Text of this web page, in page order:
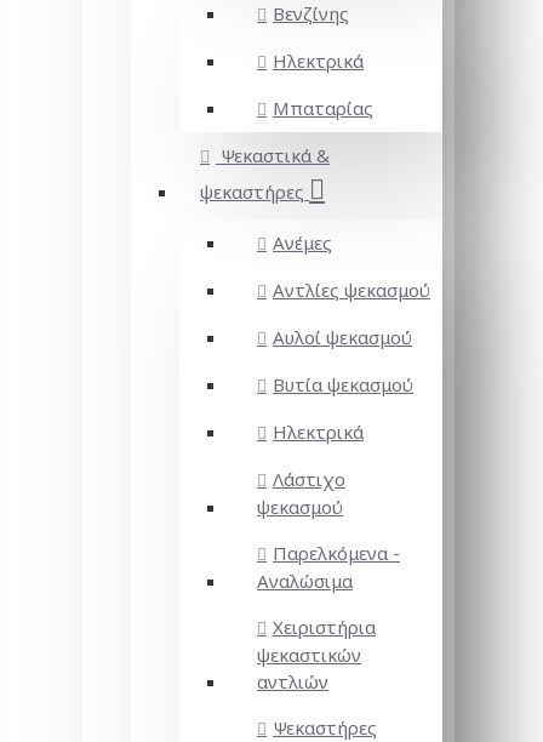
Βενζίνης
Ηλεκτρικά
Μπαταρίας
Ψεκαστικά &
ψεκαστήρες
Ανέμες
Αντλίες ψεκασμού
Αυλοί ψεκασμού
Βυτία ψεκασμού
Ηλεκτρικά
Λάστιχο
ψεκασμού
Παρελκόμενα -
Αναλώσιμα
Χειριστήρια
ψεκαστικών
αντλιών
Ψεκαστήρες